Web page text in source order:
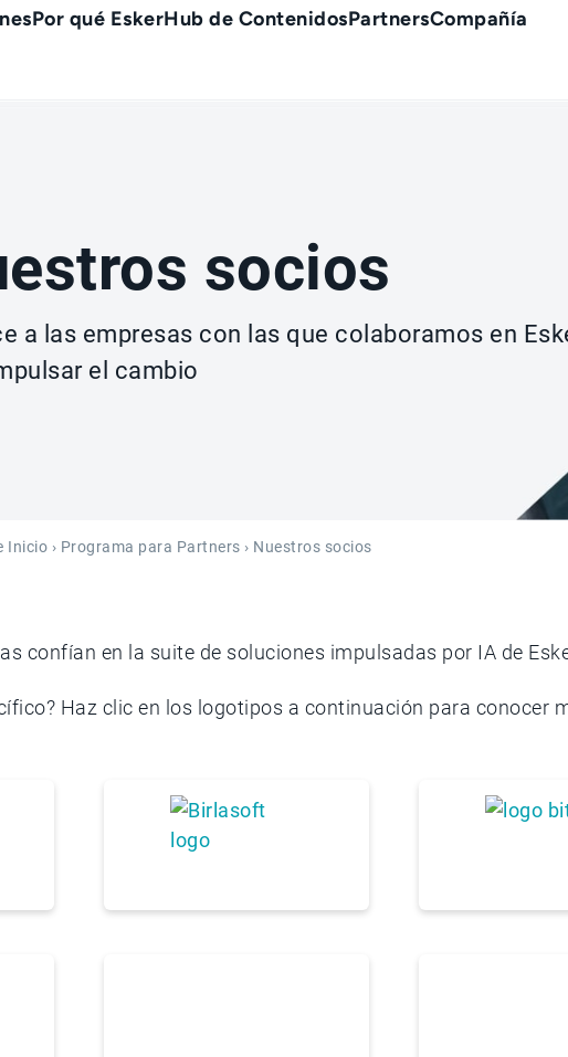
Por qué EskerHub de ContenidosPartnersCompañía
socios
a las empresas con las que colaboramos en
el cambio
Inicio › Programa para Partners › Nuestros socios
confían en la suite de soluciones impulsadas por IA de
Haz clic en los logotipos a continuación para conocer